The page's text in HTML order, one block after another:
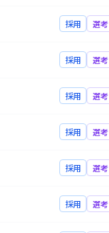
採用 選考
採用 選考
採用 選考
採用 選考
採用 選考
採用 選考